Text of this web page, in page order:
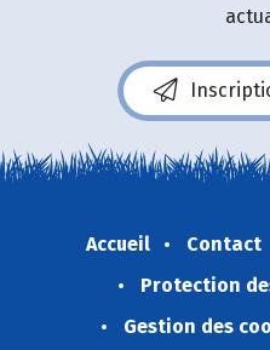
Accueil Contact
Protection
Gestion des